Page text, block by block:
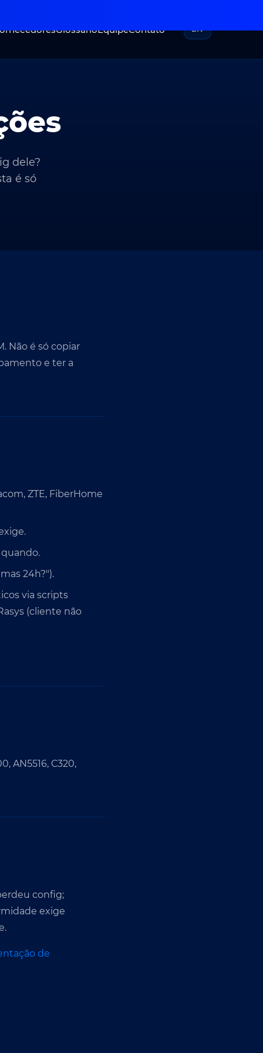
GlossárioEquipeContato EN
dele?
é só
Não é só copiar
e ter a
ZTE, FiberHome
24h?").
via scripts
(cliente não
AN5516, C320,
config;
exige
de